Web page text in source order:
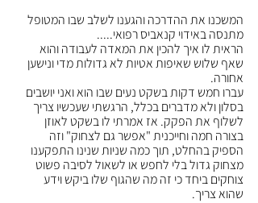
המשכנו את ההדרכה והגענו לשלב שבו המטופל
מתנסה באידוי קנאביס רפואי.....
הראית לו איך להכין את המאדה לעבודה והוא
שאף שלוש שאיפות אטיות לא גדולות מדי ונישען
אחורה.
עברו חמש דקות בשקט נעים שבו הוא ואני יושבים
בסלון ולא מדברים בכלל, הרגשתי שעכשיו צריך
לשלוף את הפקק. אז אמרתי לו בשקט לאוזן
בצורה חמה וחייכנית "אפשר גם לצחוק" וזה
הספיק בהחלט, תוך כמה שניות שנינו התפקענו
מצחוק גדול בלי לחפש או לשאול לסיבה פשוט
צוחקים ביחד כי זה מה שהגוף שלו ביקש וידע
שהוא צריך.